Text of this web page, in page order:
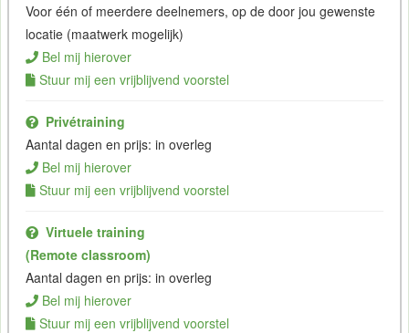
Voor één of meerdere deelnemers, op de door jou gewenste
locatie (maatwerk mogelijk)
Bel mij hierover
Stuur mij een vrijblijvend voorstel
Privétraining
Aantal dagen en prijs: in overleg
Bel mij hierover
Stuur mij een vrijblijvend voorstel
Virtuele training
(Remote classroom)
Aantal dagen en prijs: in overleg
Bel mij hierover
Stuur mij een vrijblijvend voorstel